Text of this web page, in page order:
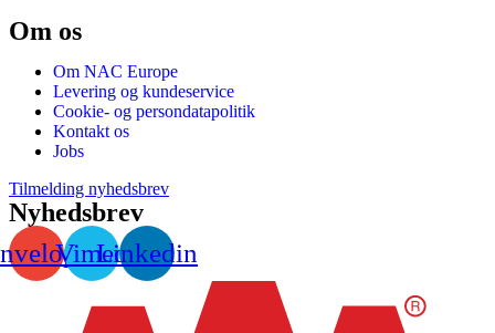
Om os
Om NAC Europe
Levering og kundeservice
Cookie- og persondatapolitik
Kontakt os
Jobs
Tilmelding nyhedsbrev
Nyhedsbrev
VimeoLinkedin